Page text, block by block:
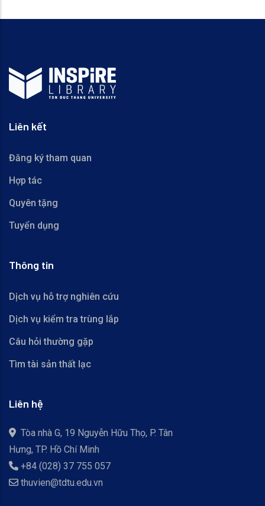
Liên kết
Đăng ký tham quan
Hợp tác
Quyên tặng
Tuyển dụng
Thông tin
Dịch vụ hỗ trợ nghiên cứu
Dịch vụ kiểm tra trùng lắp
Câu hỏi thường gặp
Tìm tài sản thất lạc
Liên hệ
Tòa nhà G, 19 Nguyễn Hữu Thọ, P. Tân
Hưng, TP. Hồ Chí Minh
+84 (028) 37 755 057
thuvien@tdtu.edu.vn